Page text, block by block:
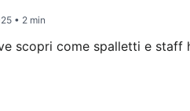
• 2 min